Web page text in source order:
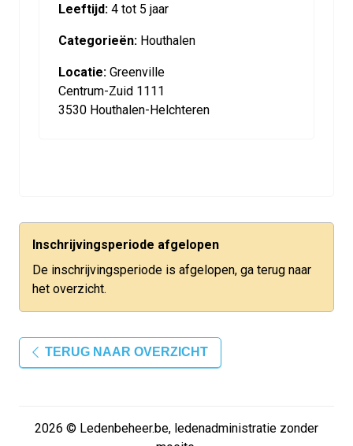
Leeftijd: 4 tot 5 jaar
Categorieën: Houthalen
Locatie: Greenville
Centrum-Zuid 1111
3530 Houthalen-Helchteren
Inschrijvingsperiode afgelopen
De inschrijvingsperiode is afgelopen, ga terug naar
het overzicht.
TERUG NAAR OVERZICHT
2026 © Ledenbeheer.be, ledenadministratie zonder